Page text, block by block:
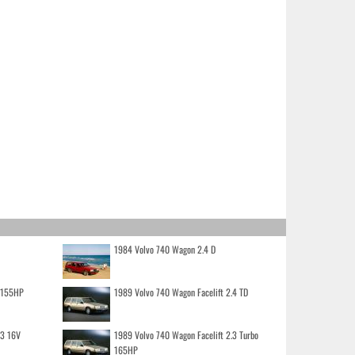
1984 Volvo 740 Wagon 2.4 D
1989 Volvo 740 Wagon Facelift 2.4 TD
16V
1989 Volvo 740 Wagon Facelift 2.3 Turbo
165HP